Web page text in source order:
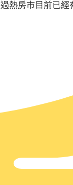
熱房市目前已經